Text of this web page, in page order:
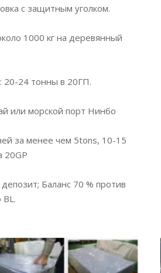
с защитным уголком.
1000 кг на деревянный
20-24 тонны в 20ГП.
или морской порт Нинбо
за менее чем 5tons, 10-15
20GP
Баланс 70 % против
BL.